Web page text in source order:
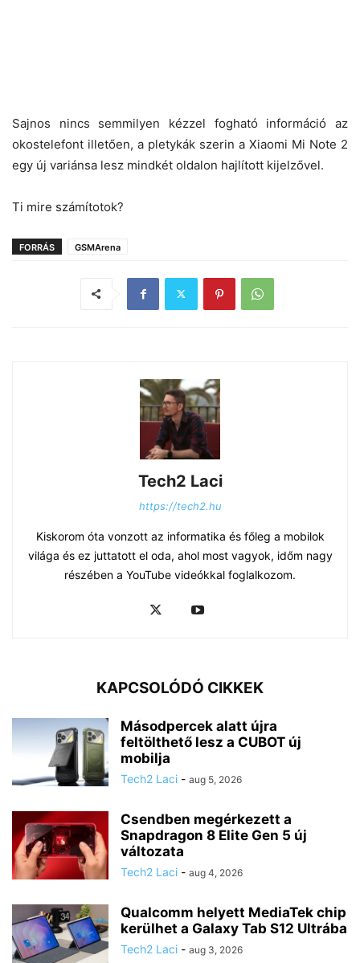
Sajnos nincs semmilyen kézzel fogható információ az
okostelefont illetően, a pletykák szerin a Xiaomi Mi Note 2
egy új variánsa lesz mindkét oldalon hajlított kijelzővel.
Ti mire számítotok?
FORRÁS GSMArena
Tech2 Laci
https://tech2.hu
Kiskorom óta vonzott az informatika és főleg a mobilok
világa és ez juttatott el oda, ahol most vagyok, időm nagy
részében a YouTube videókkal foglalkozom.
KAPCSOLÓDÓ CIKKEK
Másodpercek alatt újra
feltölthető lesz a CUBOT új
mobilja
Tech2 Laci - aug 5, 2026
Csendben megérkezett a
Snapdragon 8 Elite Gen 5 új
változata
Tech2 Laci - aug 4, 2026
Qualcomm helyett MediaTek chip
kerülhet a Galaxy Tab S12 Ultrába
Tech2 Laci - aug 3, 2026